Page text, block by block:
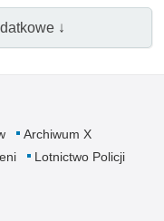
↓
Archiwum X
Lotnictwo Policji